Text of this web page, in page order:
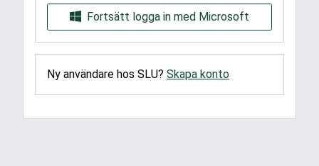
Fortsätt logga in med Microsoft
Ny användare hos SLU? Skapa konto